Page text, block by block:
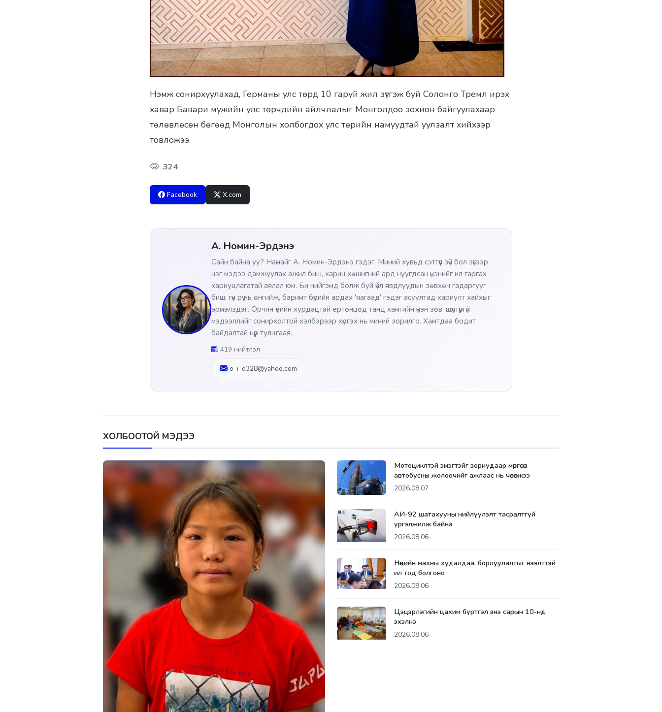
Нэмж сонирхуулахад, Германы улс төрд 10 гаруй жил зүтгэж буй Солонго Тремл ирэх
хавар Бавари мужийн улс төрчдийн айлчлалыг Монголдоо зохион байгуулахаар
төлөвлөсөн бөгөөд Монголын холбогдох улс төрийн намуудтай уулзалт хийхээр
товложээ.
324
Facebook X.com
А. Номин-Эрдэнэ
Сайн байна уу? Намайг А. Номин-Эрдэнэ гэдэг. Миний хувьд сэтгүүл зүй бол зүгээр
нэг мэдээ дамжуулах ажил биш, харин хөшигний ард нуугдсан үнэнийг ил гаргах
хариуцлагатай аялал юм. Би нийгэмд болж буй үйл явдлуудын зөвхөн гадаргууг
биш, гүн рүү нь өнгийж, баримт бүрийн ардах 'яагаад' гэдэг асуултад хариулт хайхыг
эрмэлздэг. Орчин үеийн хурдацтай ертөнцөд танд хамгийн үнэн зөв, шүүлтүүргүй
мэдээллийг сонирхолтой хэлбэрээр хүргэх нь миний зорилго. Хамтдаа бодит
байдалтай нүүр тулцгаая.
419 нийтлэл
o_i_d328@yahoo.com
ХОЛБООТОЙ МЭДЭЭ
Мотоциклтэй эмэгтэйг зориудаар мөргөсөн
автобусны жолоочийг ажлаас нь чөлөөлжээ
2026.08.07
АИ-92 шатахууны нийлүүлэлт тасралтгүй
үргэлжилж байна
2026.08.06
Нөөцийн махны худалдаа, борлуулалтыг нээлттэй
ил тод болгоно
2026.08.06
Цэцэрлэгийн цахим бүртгэл энэ сарын 10-нд
эхэлнэ
2026.08.06